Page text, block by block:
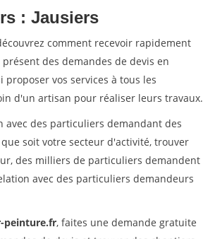
: Jausiers
comment recevoir rapidement
des demandes de devis en
vos services à tous les
d'un artisan pour réaliser leurs travaux.
des particuliers demandant des
soit votre secteur d'activité, trouver
des milliers de particuliers demandent
avec des particuliers demandeurs
peinture.fr, faites une demande gratuite